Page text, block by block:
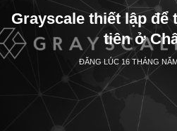
Grayscale thiết lập để
tiên ở
ĐĂNG LÚC 16 THÁNG